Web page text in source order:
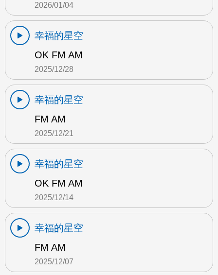
2026/01/04
幸福的星空
OK FM AM
2025/12/28
幸福的星空
FM AM
2025/12/21
幸福的星空
OK FM AM
2025/12/14
幸福的星空
FM AM
2025/12/07